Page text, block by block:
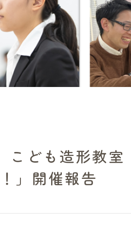
ども造形教室
」開催報告